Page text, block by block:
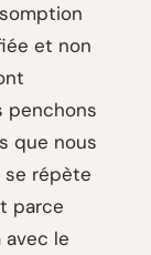
et non
penchons
que nous
se répète
parce
avec le